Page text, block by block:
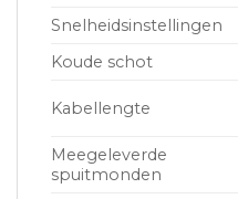
Snelheidsinstellingen
Koude schot
Kabellengte
Meegeleverde
spuitmonden